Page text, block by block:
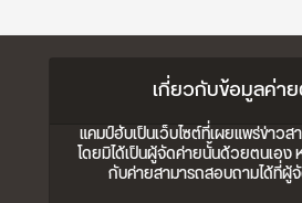
เกี่ยวกับข้อมูลค่า
แคมป์ฮับเป็นเว็บไซต์ที่เผยแพร่ข่าว
โดยมิได้เป็นผู้จัดค่ายนั้นด้วยตนเอง
กับค่ายสามารถสอบถามได้ที่ผู้